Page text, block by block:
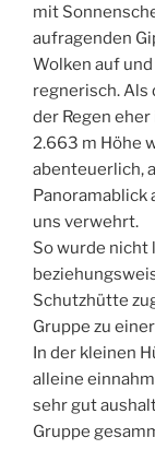
mit
aufragenden
Wolken auf
regnerisch. Als
der Regen
2.663 m Höhe
abenteuerlich,
Panoramablick
uns verwehrt.
So wurde nicht
Schutzhütte
Gruppe zu
In der kleinen
alleine
sehr gut
Gruppe